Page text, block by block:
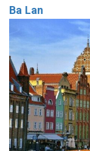
Ba Lan